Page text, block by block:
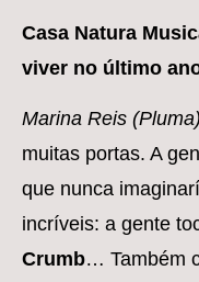
Casa Natura
viver no último
Marina Reis (Pluma)
muitas portas. A
que nunca
incríveis: a gente
Crumb… Também